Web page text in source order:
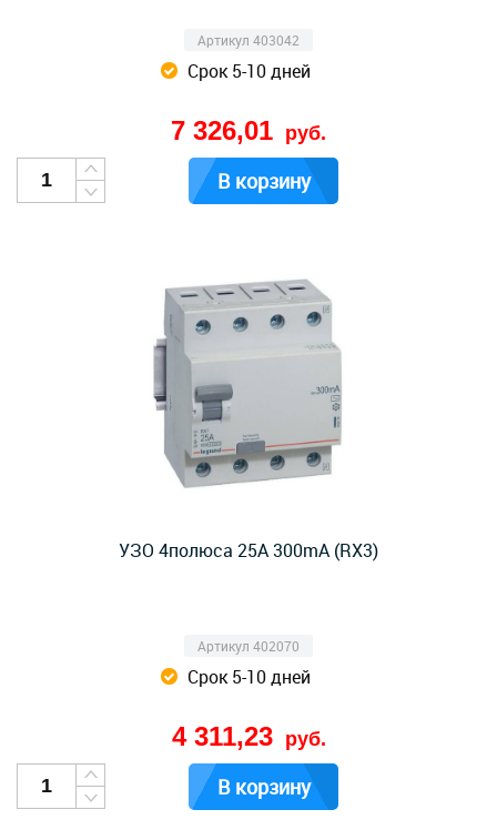
Артикул 403042
Срок 5-10 дней
7 326,01 руб.
В корзину
УЗО 4полюса 25А 300mA (RX3)
Артикул 402070
Срок 5-10 дней
4 311,23 руб.
В корзину